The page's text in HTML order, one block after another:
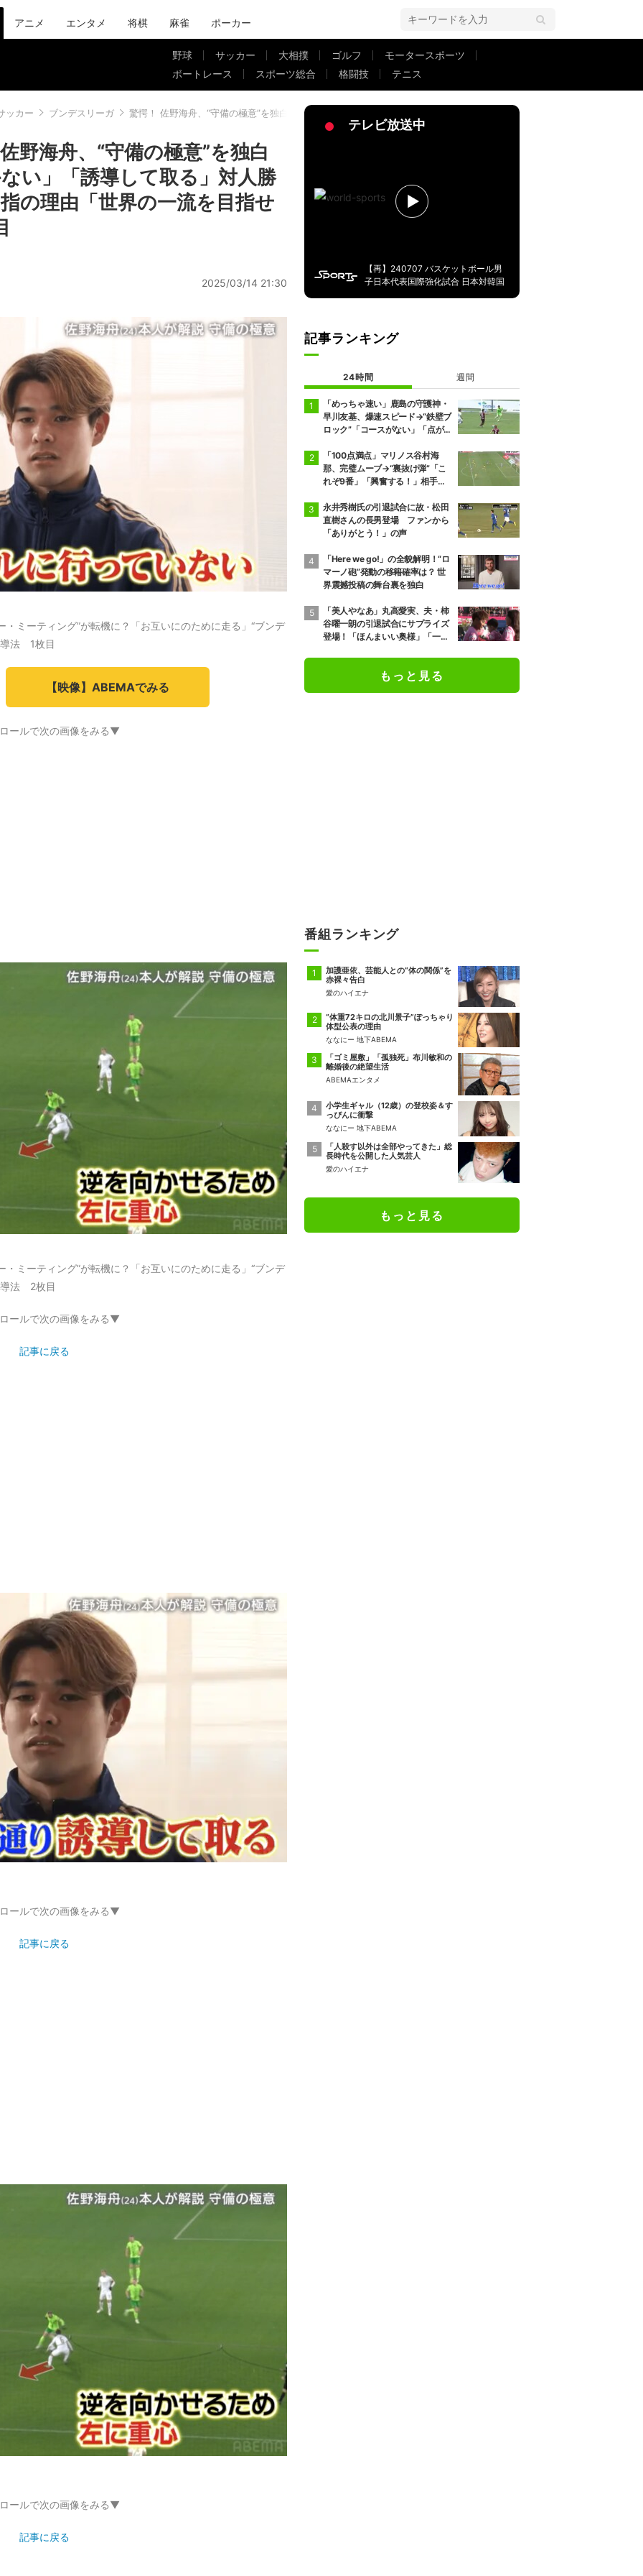
アニメ エンタメ 将棋 麻雀 ポーカー
野球 サッカー 大相撲 ゴルフ
モータースポーツ
ボートレース
スポーツ総合 格闘技 テニス
ッカー ブンデスリーガ 驚愕！ 佐野海舟、“守備の極意”を独白「わざとボールにいかない」「誘導して取る」対人勝利がブンデスリーガ屈指の理
野海舟、“守備の極意”を独白
い」「誘導して取る」対人勝
の理由「世界の一流を目指せ
2025/03/14 21:30
ミーティング”が転機に？「お互いにのために走る」“ブンデ
導法 1枚目
【映像】ABEMAでみる
ールで次の画像をみる▼
ミーティング”が転機に？「お互いにのために走る」“ブンデ
導法 2枚目
ールで次の画像をみる▼
記事に戻る
ールで次の画像をみる▼
記事に戻る
ールで次の画像をみる▼
記事に戻る
テレビ放送中
【再】240707 バスケットボール男
子日本代表国際強化試合 日本対韓国
記事ランキング
24時間 週間
「めっちゃ速い」鹿島の守護神・
早川友基、爆速スピード→“鉄壁ブ
ロック”「コースがない」「点が
飛び出しでビッグセーブ
「100点満点」マリノス谷村海
那、完璧ムーブ→“裏抜け弾”「こ
れぞ9番」「興奮する！」相手守
出し”
永井秀樹氏の引退試合に故・松田
直樹さんの長男登場 ファンから
「ありがとう！」の声
「Here we go!」の全貌解明！“ロ
マーノ砲”発動の移籍確率は？ 世
界震撼投稿の舞台裏を独白
「美人やなあ」丸高愛実、夫・柿
谷曜一朗の引退試合にサプライズ
登場！「ほんまいい奥様」「一緒
もっと見る
番組ランキング
加護亜依、芸能人との“体の関係”を
赤裸々告白
愛のハイエナ
“体重72キロの北川景子”ぽっちゃり
体型公表の理由
ななにー 地下ABEMA
「ゴミ屋敷」「孤独死」布川敏和の
離婚後の絶望生活
ABEMAエンタメ
小学生ギャル（12歳）の登校姿＆す
っぴんに衝撃
ななにー 地下ABEMA
「人殺す以外は全部やってきた」総
長時代を公開した人気芸人
愛のハイエナ
もっと見る